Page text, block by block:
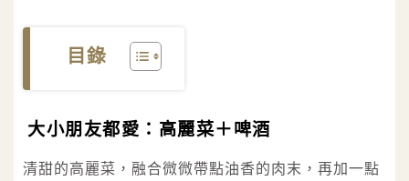
目錄
大小朋友都愛：高麗菜＋啤酒
清甜的高麗菜，融合微微帶點油香的肉末，再加一點